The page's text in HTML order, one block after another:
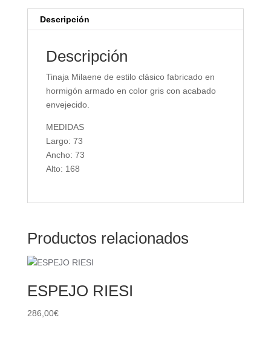
Descripción
Descripción
Tinaja Milaene de estilo clásico fabricado en
hormigón armado en color gris con acabado
envejecido.
MEDIDAS
Largo: 73
Ancho: 73
Alto: 168
Productos relacionados
ESPEJO RIESI
286,00€